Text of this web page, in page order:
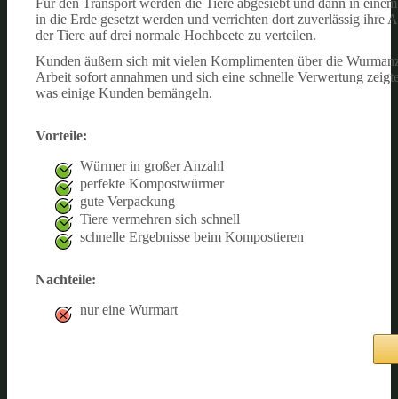
in die Erde gesetzt werden und verrichten dort zuverlässig ihre
der Tiere auf drei normale Hochbeete zu verteilen.
Kunden äußern sich mit vielen Komplimenten über die
Arbeit sofort annahmen und sich eine schnelle Verwertung
was einige Kunden bemängeln.
Vorteile:
Würmer in großer Anzahl
perfekte Kompostwürmer
gute Verpackung
Tiere vermehren sich schnell
schnelle Ergebnisse beim Kompostieren
Nachteile:
nur eine Wurmart